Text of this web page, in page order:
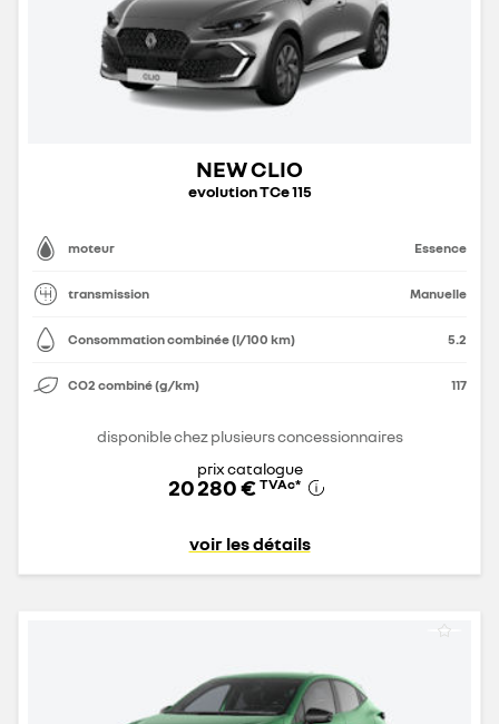
NEW CLIO
evolution TCe 115
moteur Essence
transmission Manuelle
Consommation combinée (l/100 km) 5.2
CO2 combiné (g/km) 117
disponible chez plusieurs concessionnaires
prix catalogue
20 280 € TVAc*
voir les détails